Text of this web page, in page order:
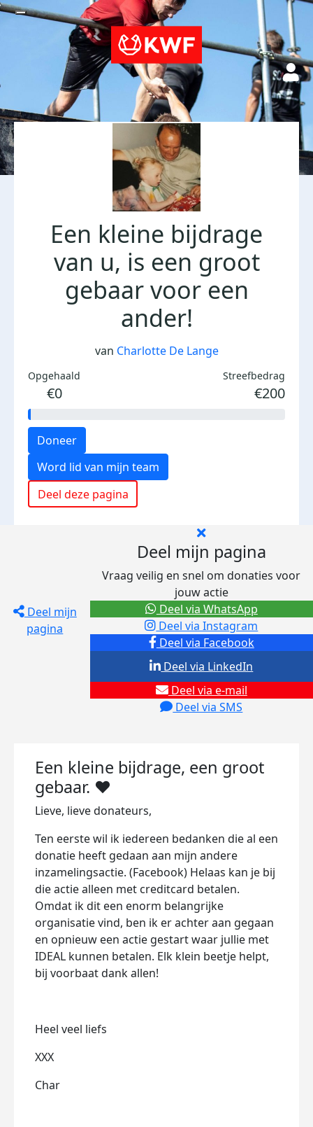
Een kleine bijdrage
van u, is een groot
gebaar voor een
ander!
van Charlotte De Lange
Opgehaald
€0
Streefbedrag
€200
Doneer
Word lid van mijn team
Deel deze pagina
Deel mijn
pagina
Deel mijn pagina
Vraag veilig en snel om donaties voor
jouw actie
Deel via Facebook
Deel via Instagram
Deel via e-mail
Deel via SMS
Deel via LinkedIn
Deel via WhatsApp
Een kleine bijdrage, een groot
gebaar. ❤️
Lieve, lieve donateurs,
Ten eerste wil ik iedereen bedanken die al een
donatie heeft gedaan aan mijn andere
inzamelingsactie. (Facebook) Helaas kan je bij
die actie alleen met creditcard betalen.
Omdat ik dit een enorm belangrijke
organisatie vind, ben ik er achter aan gegaan
en opnieuw een actie gestart waar jullie met
IDEAL kunnen betalen. Elk klein beetje helpt,
bij voorbaat dank allen!
Heel veel liefs
XXX
Char